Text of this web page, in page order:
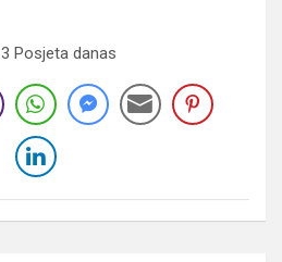
3 Posjeta danas